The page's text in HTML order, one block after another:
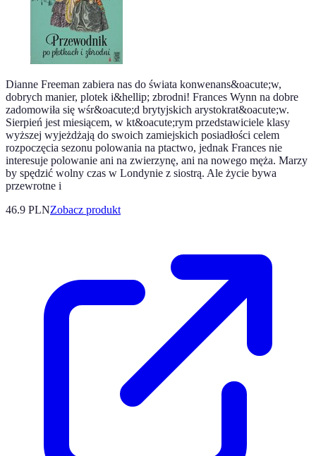
Dianne Freeman zabiera nas do świata konwenans&oacute;w,
dobrych manier, plotek i&hellip; zbrodni! Frances Wynn na dobre
zadomowiła się wśr&oacute;d brytyjskich arystokrat&oacute;w.
Sierpień jest miesiącem, w kt&oacute;rym przedstawiciele klasy
wyższej wyjeżdżają do swoich zamiejskich posiadłości celem
rozpoczęcia sezonu polowania na ptactwo, jednak Frances nie
interesuje polowanie ani na zwierzynę, ani na nowego męża. Marzy
by spędzić wolny czas w Londynie z siostrą. Ale życie bywa
przewrotne i
46.9 PLNZobacz produkt